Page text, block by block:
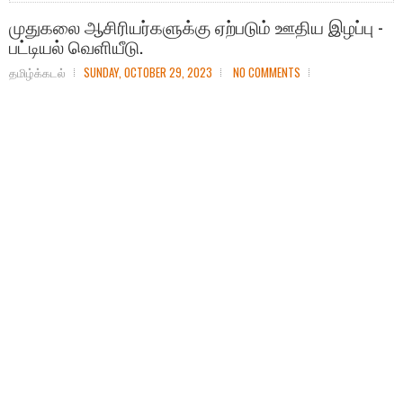
முதுகலை ஆசிரியர்களுக்கு ஏற்படும் ஊதிய இழப்பு -
பட்டியல் வெளியீடு.
தமிழ்க்கடல் SUNDAY, OCTOBER 29, 2023 NO COMMENTS